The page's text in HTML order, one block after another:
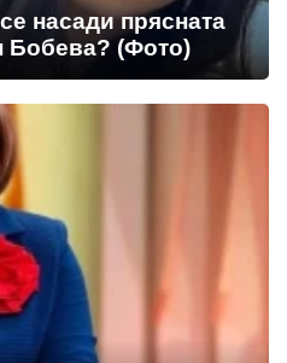
насади прясната
Бобева? (Фото)